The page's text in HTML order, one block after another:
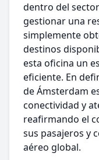
dentro del
gestionar una
simplemente
destinos
esta oficina un
eficiente. En
de Ámsterdam
conectividad y
reafirmando el
sus pasajeros y
aéreo global.